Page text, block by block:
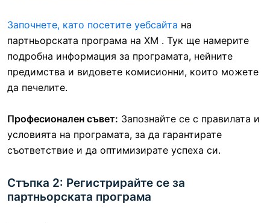
Започнете, като посетите уебсайта на
партньорската програма на XM . Тук ще намерите
подробна информация за програмата, нейните
предимства и видовете комисионни, които можете
да печелите.
Професионален съвет: Запознайте се с правилата и
условията на програмата, за да гарантирате
съответствие и да оптимизирате успеха си.
Стъпка 2: Регистрирайте се за
партньорската програма